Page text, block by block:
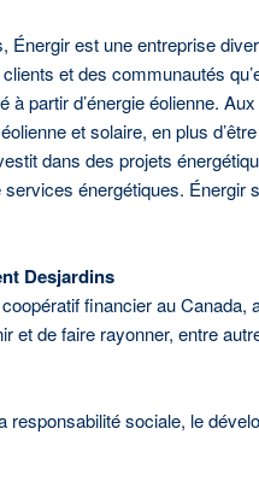
Énergir est une entreprise
et des communautés
partir d’énergie éolienne.
et solaire, en plus
dans des projets
énergétiques.
Desjardins
financier au Canada,
et de faire rayonner, entre
responsabilité sociale, le